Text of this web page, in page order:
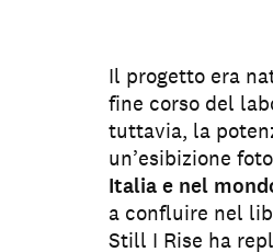
Il progetto era
fine corso del
tuttavia, la
un’esibizione
Italia e nel
a confluire nel
Still I Rise ha